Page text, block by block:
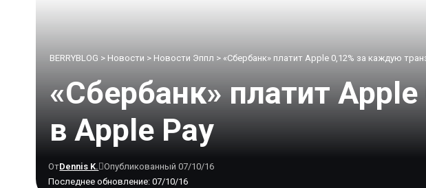
BERRYBLOG > Новости > Новости Эппл > «Сбербанк» платит Apple 0,12% за каждую
«Сбербанк» платит
в Apple Pay
Последнее обновление: 07/10/16
ОтDennis K. Опубликованный 07/10/16